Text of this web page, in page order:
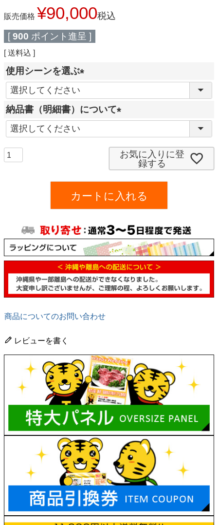
販売価格 ¥90,000税込
[ 900 ポイント進呈 ]
送料込
使用シーンを選ぶ
必
須
納品書（明細書）について
必
須
)
お気に入りに登
録する
カートに入れる
商品についてのお問い合わせ
レビューを書く